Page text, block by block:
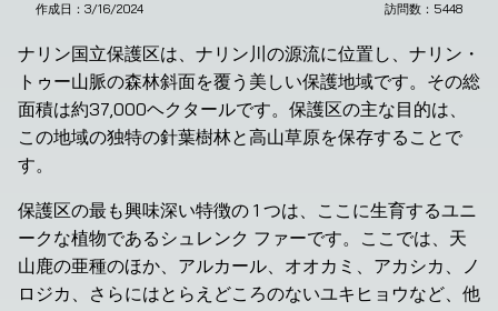
作成日： 3/16/2024 訪問数： 5448
ナリン国立保護区は、ナリン川の源流に位置し、ナリン・
トゥー山脈の森林斜面を覆う美しい保護地域です。その総
面積は約37,000ヘクタールです。保護区の主な目的は、
この地域の独特の針葉樹林と高山草原を保存することで
す。
保護区の最も興味深い特徴の 1 つは、ここに生育するユニ
ークな植物であるシュレンク ファーです。ここでは、天
山鹿の亜種のほか、アルカール、オオカミ、アカシカ、ノ
ロジカ、さらにはとらえどころのないユキヒョウなど、他